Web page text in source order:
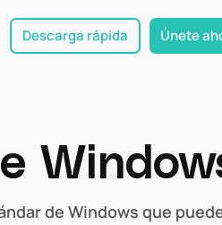
Descarga rápida Únete
de Windows que